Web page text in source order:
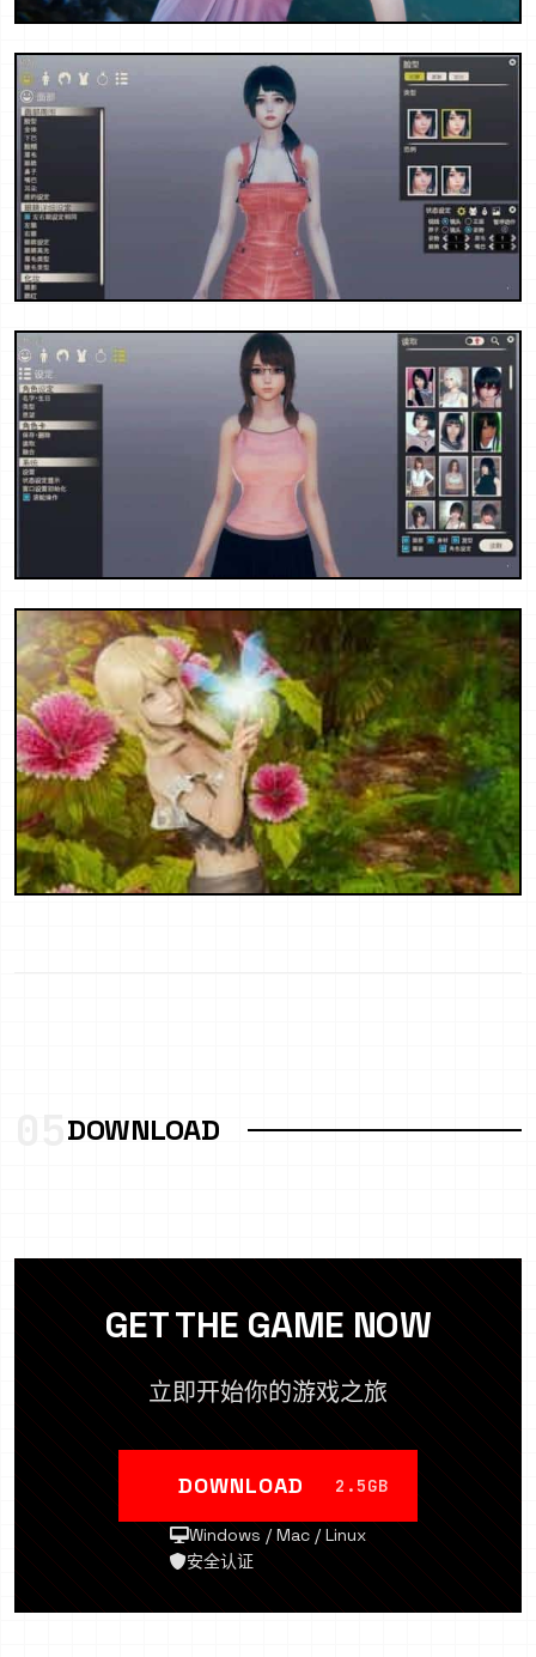
DOWNLOAD
GET THE GAME NOW
立即开始你的游戏之旅
DOWNLOAD 2.5GB
Windows / Mac / Linux
安全认证